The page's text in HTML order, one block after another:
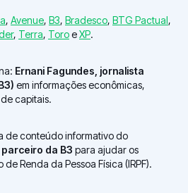
, Avenue, B3, Bradesco, BTG Pactual,
, Terra, ToroeXP.
Ernani Fagundes, jornalista
em informações econômicas,
capitais.
de conteúdo informativo do
da B3 para ajudar os
Renda da Pessoa Física (IRPF).